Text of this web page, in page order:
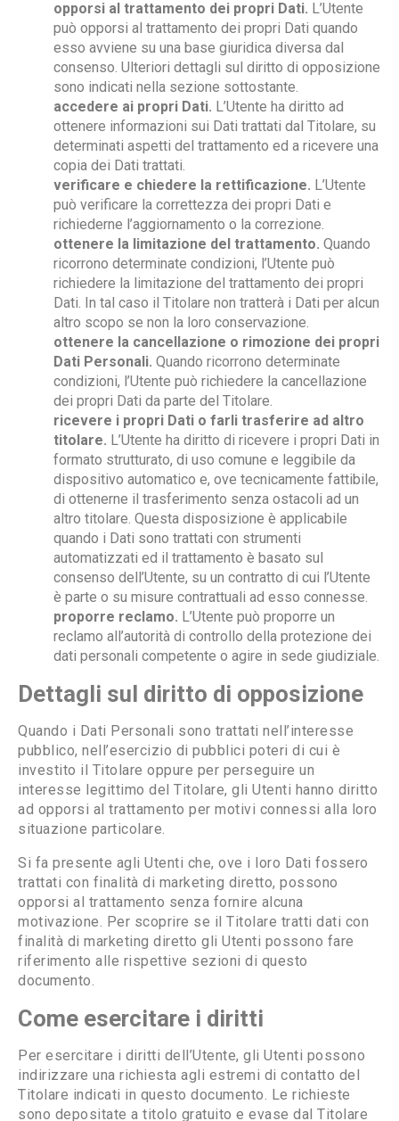
opporsi al trattamento dei propri Dati. L’Utente
può opporsi al trattamento dei propri Dati quando
esso avviene su una base giuridica diversa dal
consenso. Ulteriori dettagli sul diritto di opposizione
sono indicati nella sezione sottostante.
accedere ai propri Dati. L’Utente ha diritto ad
ottenere informazioni sui Dati trattati dal Titolare, su
determinati aspetti del trattamento ed a ricevere una
copia dei Dati trattati.
verificare e chiedere la rettificazione. L’Utente
può verificare la correttezza dei propri Dati e
richiederne l’aggiornamento o la correzione.
ottenere la limitazione del trattamento. Quando
ricorrono determinate condizioni, l’Utente può
richiedere la limitazione del trattamento dei propri
Dati. In tal caso il Titolare non tratterà i Dati per alcun
altro scopo se non la loro conservazione.
ottenere la cancellazione o rimozione dei propri
Dati Personali. Quando ricorrono determinate
condizioni, l’Utente può richiedere la cancellazione
dei propri Dati da parte del Titolare.
ricevere i propri Dati o farli trasferire ad altro
titolare. L’Utente ha diritto di ricevere i propri Dati in
formato strutturato, di uso comune e leggibile da
dispositivo automatico e, ove tecnicamente fattibile,
di ottenerne il trasferimento senza ostacoli ad un
altro titolare. Questa disposizione è applicabile
quando i Dati sono trattati con strumenti
automatizzati ed il trattamento è basato sul
consenso dell’Utente, su un contratto di cui l’Utente
è parte o su misure contrattuali ad esso connesse.
proporre reclamo. L’Utente può proporre un
reclamo all’autorità di controllo della protezione dei
dati personali competente o agire in sede giudiziale.
Dettagli sul diritto di opposizione
Quando i Dati Personali sono trattati nell’interesse
pubblico, nell’esercizio di pubblici poteri di cui è
investito il Titolare oppure per perseguire un
interesse legittimo del Titolare, gli Utenti hanno diritto
ad opporsi al trattamento per motivi connessi alla loro
situazione particolare.
Si fa presente agli Utenti che, ove i loro Dati fossero
trattati con finalità di marketing diretto, possono
opporsi al trattamento senza fornire alcuna
motivazione. Per scoprire se il Titolare tratti dati con
finalità di marketing diretto gli Utenti possono fare
riferimento alle rispettive sezioni di questo
documento.
Come esercitare i diritti
Per esercitare i diritti dell’Utente, gli Utenti possono
indirizzare una richiesta agli estremi di contatto del
Titolare indicati in questo documento. Le richieste
sono depositate a titolo gratuito e evase dal Titolare